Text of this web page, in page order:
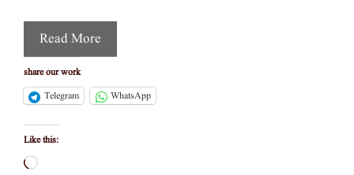
Read More
share our work
Telegram
WhatsApp
Like this:
Loading…